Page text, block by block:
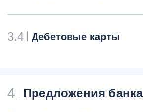
3.4 Дебетовые карты
4 Предложения банка